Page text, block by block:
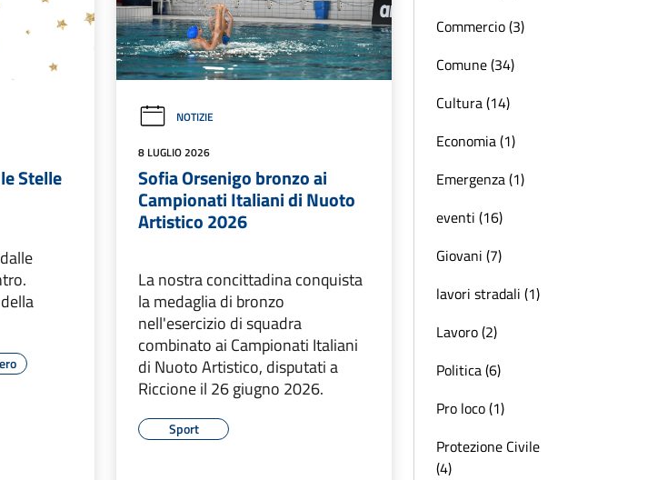
Stelle
NOTIZIE
8 LUGLIO 2026
Sofia Orsenigo bronzo ai
Campionati Italiani di Nuoto
Artistico 2026
La nostra concittadina conquista
la medaglia di bronzo
nell'esercizio di squadra
combinato ai Campionati Italiani
di Nuoto Artistico, disputati a
Riccione il 26 giugno 2026.
Sport
Commercio (3)
Comune (34)
Cultura (14)
Economia (1)
Emergenza (1)
eventi (16)
Giovani (7)
lavori stradali (1)
Lavoro (2)
Politica (6)
Pro loco (1)
Protezione Civile
(4)